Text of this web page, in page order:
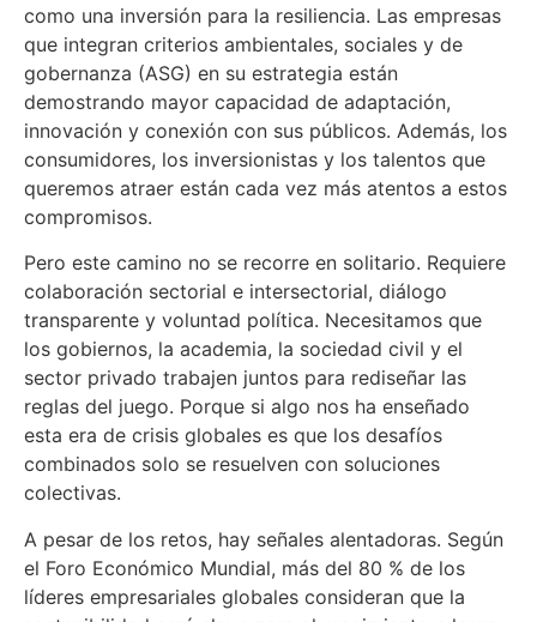
como una inversión para la resiliencia. Las empresas
que integran criterios ambientales, sociales y de
gobernanza (ASG) en su estrategia están
demostrando mayor capacidad de adaptación,
innovación y conexión con sus públicos. Además, los
consumidores, los inversionistas y los talentos que
queremos atraer están cada vez más atentos a estos
compromisos.
Pero este camino no se recorre en solitario. Requiere
colaboración sectorial e intersectorial, diálogo
transparente y voluntad política. Necesitamos que
los gobiernos, la academia, la sociedad civil y el
sector privado trabajen juntos para rediseñar las
reglas del juego. Porque si algo nos ha enseñado
esta era de crisis globales es que los desafíos
combinados solo se resuelven con soluciones
colectivas.
A pesar de los retos, hay señales alentadoras. Según
el Foro Económico Mundial, más del 80 % de los
líderes empresariales globales consideran que la